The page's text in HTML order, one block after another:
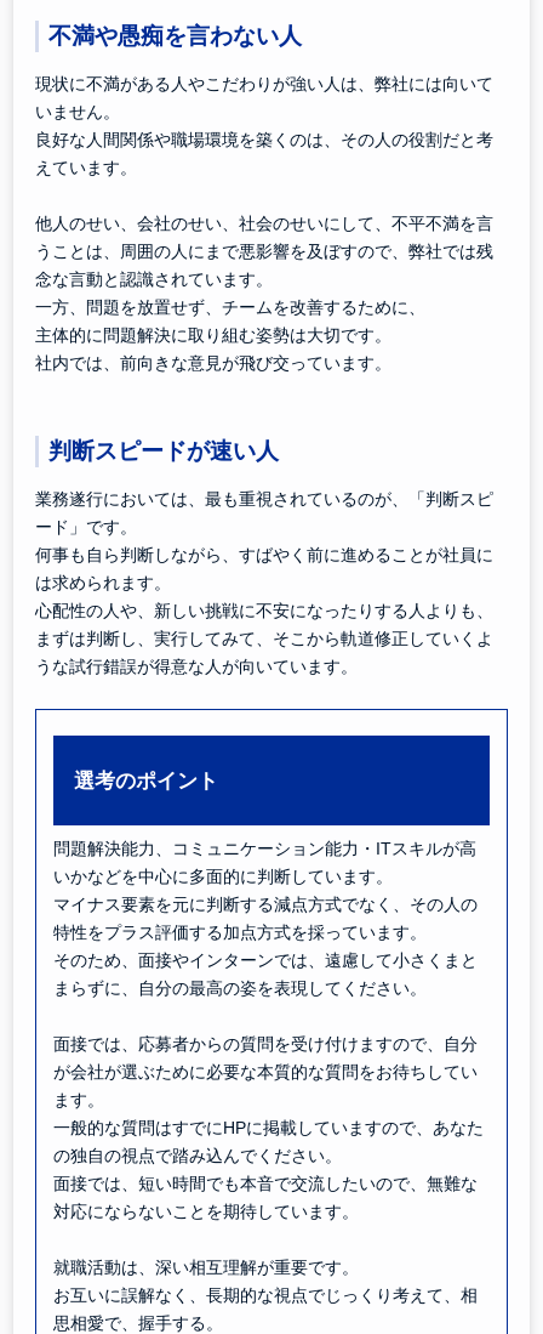
不満や愚痴を言わない人
現状に不満がある人やこだわりが強い人は、弊社には向いて
いません。
良好な人間関係や職場環境を築くのは、その人の役割だと考
えています。
他人のせい、会社のせい、社会のせいにして、不平不満を言
うことは、周囲の人にまで悪影響を及ぼすので、弊社では残
念な言動と認識されています。
一方、問題を放置せず、チームを改善するために、
主体的に問題解決に取り組む姿勢は大切です。
社内では、前向きな意見が飛び交っています。
判断スピードが速い人
業務遂行においては、最も重視されているのが、「判断スピ
ード」です。
何事も自ら判断しながら、すばやく前に進めることが社員に
は求められます。
心配性の人や、新しい挑戦に不安になったりする人よりも、
まずは判断し、実行してみて、そこから軌道修正していくよ
うな試行錯誤が得意な人が向いています。
選考のポイント
問題解決能力、コミュニケーション能力・ITスキルが高
いかなどを中心に多面的に判断しています。
マイナス要素を元に判断する減点方式でなく、その人の
特性をプラス評価する加点方式を採っています。
そのため、面接やインターンでは、遠慮して小さくまと
まらずに、自分の最高の姿を表現してください。
面接では、応募者からの質問を受け付けますので、自分
が会社が選ぶために必要な本質的な質問をお待ちしてい
ます。
一般的な質問はすでにHPに掲載していますので、あなた
の独自の視点で踏み込んでください。
面接では、短い時間でも本音で交流したいので、無難な
対応にならないことを期待しています。
就職活動は、深い相互理解が重要です。
お互いに誤解なく、長期的な視点でじっくり考えて、相
思相愛で、握手する。